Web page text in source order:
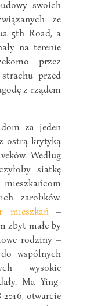
swoich
ze
5th Road, a
na terenie
przez
przed
z rządem
za jeden
ostrą krytyką
Według
siatkę
zarobków.
mieszkań –
zbyt małe by
rodziny –
wspólnych
wysokie
Ma Ying-
otwarcie